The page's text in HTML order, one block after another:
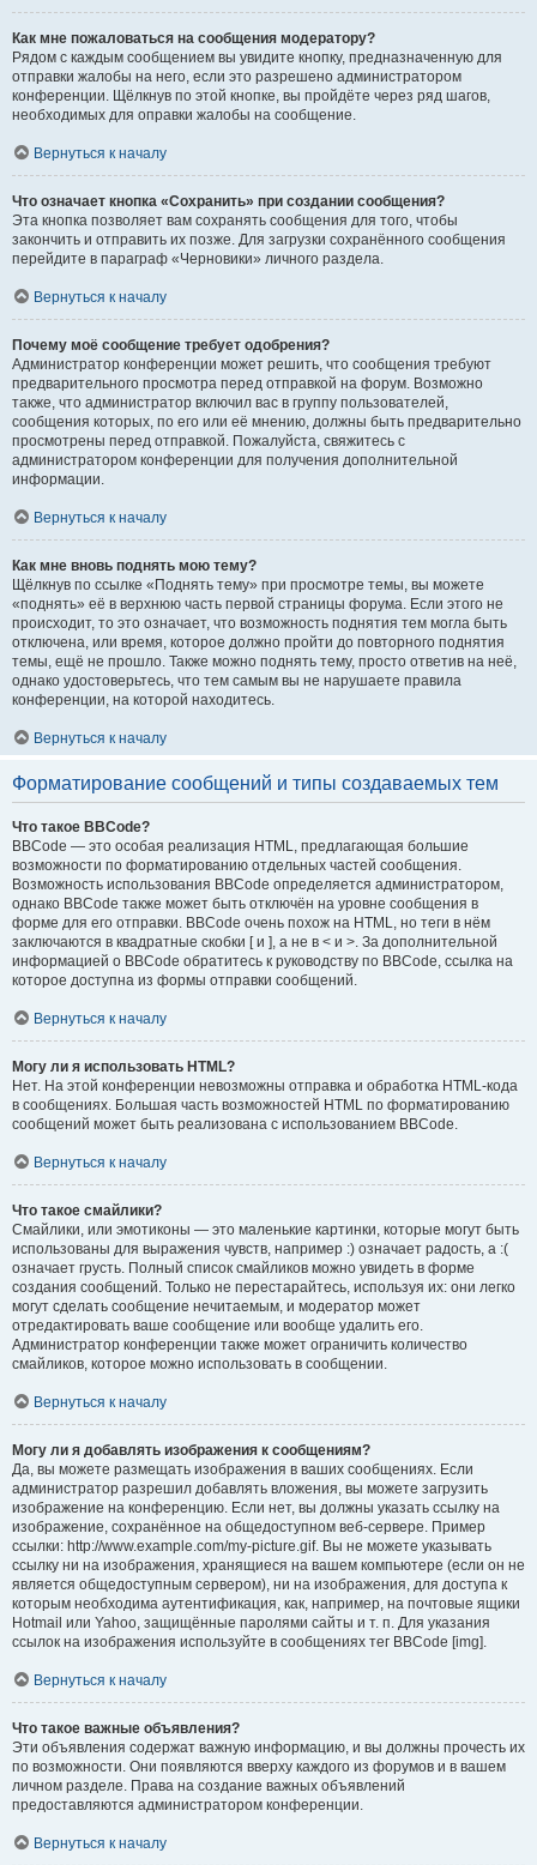
Как мне пожаловаться на сообщения модератору?
Рядом с каждым сообщением вы увидите кнопку, предназначенную для
отправки жалобы на него, если это разрешено администратором
конференции. Щёлкнув по этой кнопке, вы пройдёте через ряд шагов,
необходимых для оправки жалобы на сообщение.
Вернуться к началу
Что означает кнопка «Сохранить» при создании сообщения?
Эта кнопка позволяет вам сохранять сообщения для того, чтобы
закончить и отправить их позже. Для загрузки сохранённого сообщения
перейдите в параграф «Черновики» личного раздела.
Вернуться к началу
Почему моё сообщение требует одобрения?
Администратор конференции может решить, что сообщения требуют
предварительного просмотра перед отправкой на форум. Возможно
также, что администратор включил вас в группу пользователей,
сообщения которых, по его или её мнению, должны быть предварительно
просмотрены перед отправкой. Пожалуйста, свяжитесь с
администратором конференции для получения дополнительной
информации.
Вернуться к началу
Как мне вновь поднять мою тему?
Щёлкнув по ссылке «Поднять тему» при просмотре темы, вы можете
«поднять» её в верхнюю часть первой страницы форума. Если этого не
происходит, то это означает, что возможность поднятия тем могла быть
отключена, или время, которое должно пройти до повторного поднятия
темы, ещё не прошло. Также можно поднять тему, просто ответив на неё,
однако удостоверьтесь, что тем самым вы не нарушаете правила
конференции, на которой находитесь.
Вернуться к началу
Форматирование сообщений и типы создаваемых тем
Что такое BBCode?
BBCode — это особая реализация HTML, предлагающая большие
возможности по форматированию отдельных частей сообщения.
Возможность использования BBCode определяется администратором,
однако BBCode также может быть отключён на уровне сообщения в
форме для его отправки. BBCode очень похож на HTML, но теги в нём
заключаются в квадратные скобки [ и ], а не в < и >. За дополнительной
информацией о BBCode обратитесь к руководству по BBCode, ссылка на
которое доступна из формы отправки сообщений.
Вернуться к началу
Могу ли я использовать HTML?
Нет. На этой конференции невозможны отправка и обработка HTML-кода
в сообщениях. Большая часть возможностей HTML по форматированию
сообщений может быть реализована с использованием BBCode.
Вернуться к началу
Что такое смайлики?
Смайлики, или эмотиконы — это маленькие картинки, которые могут быть
использованы для выражения чувств, например :) означает радость, а :(
означает грусть. Полный список смайликов можно увидеть в форме
создания сообщений. Только не перестарайтесь, используя их: они легко
могут сделать сообщение нечитаемым, и модератор может
отредактировать ваше сообщение или вообще удалить его.
Администратор конференции также может ограничить количество
смайликов, которое можно использовать в сообщении.
Вернуться к началу
Могу ли я добавлять изображения к сообщениям?
Да, вы можете размещать изображения в ваших сообщениях. Если
администратор разрешил добавлять вложения, вы можете загрузить
изображение на конференцию. Если нет, вы должны указать ссылку на
изображение, сохранённое на общедоступном веб-сервере. Пример
ссылки: http://www.example.com/my-picture.gif. Вы не можете указывать
ссылку ни на изображения, хранящиеся на вашем компьютере (если он не
является общедоступным сервером), ни на изображения, для доступа к
которым необходима аутентификация, как, например, на почтовые ящики
Hotmail или Yahoo, защищённые паролями сайты и т. п. Для указания
ссылок на изображения используйте в сообщениях тег BBCode [img].
Вернуться к началу
Что такое важные объявления?
Эти объявления содержат важную информацию, и вы должны прочесть их
по возможности. Они появляются вверху каждого из форумов и в вашем
личном разделе. Права на создание важных объявлений
предоставляются администратором конференции.
Вернуться к началу